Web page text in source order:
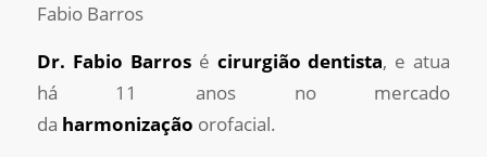
Fabio Barros
Dr. Fabio Barrosé cirurgião dentista, e atua
há 11 anos no mercado
da harmonização orofacial.